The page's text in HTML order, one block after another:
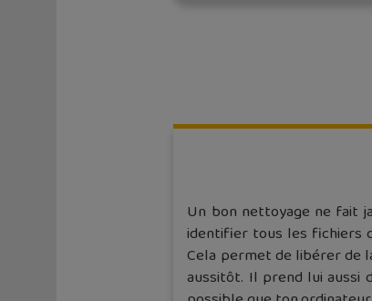
Un bon nettoyage ne fait
identifier tous les fichiers
Cela permet de libérer de
aussitôt. Il prend lui aussi